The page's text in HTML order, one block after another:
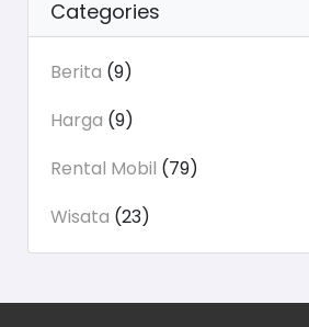
Categories
Berita (9)
Harga (9)
Rental Mobil (79)
Wisata (23)